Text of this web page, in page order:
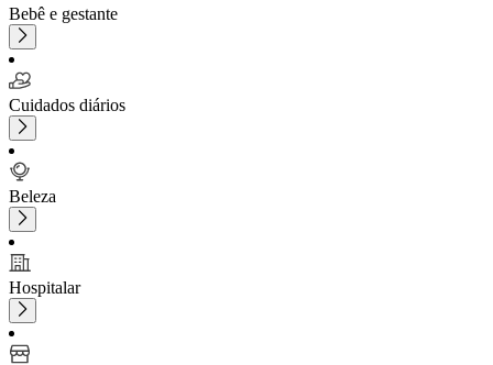
Bebê e gestante
Cuidados diários
Beleza
Hospitalar